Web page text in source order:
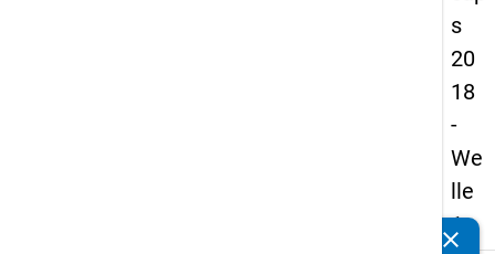
s
20
18
-
We
lle
1
clear